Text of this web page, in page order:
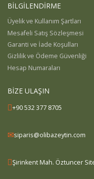
BİLGİLENDİRME
Üyelik ve Kullanım Şartları
Mesafeli Satış Sözleşmesi
Garanti ve İade Koşulları
Gizlilik ve Ödeme Güvenliği
Hesap Numaraları
BİZE ULAŞIN
+90 532 377 8705
siparis@olibazeytin.com
Şirinkent Mah. Öztuncer